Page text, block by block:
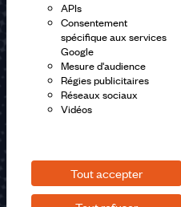
APIs
Consentement
spécifique aux services
Google
Mesure d'audience
Régies publicitaires
Réseaux sociaux
Vidéos
Tout accepter
En m'inscrivant à la newsletter,
lapolitique de